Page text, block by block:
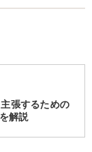
張するための
解説